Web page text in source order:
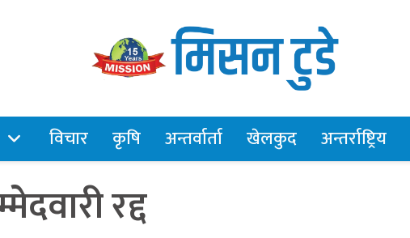
विचार कृषि अन्तर्वार्ता खेलकुद अन्तर्राष्ट्रिय
रद्द